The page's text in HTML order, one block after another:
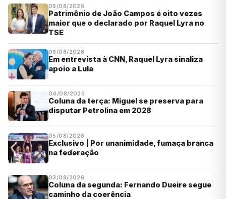
06/08/2026
Patrimônio de João Campos é oito vezes
maior que o declarado por Raquel Lyra no
TSE
06/08/2026
Em entrevista à CNN, Raquel Lyra sinaliza
apoio a Lula
04/08/2026
Coluna da terça: Miguel se preserva para
disputar Petrolina em 2028
05/08/2026
Exclusivo | Por unanimidade, fumaça branca
na federação
03/08/2026
Coluna da segunda: Fernando Dueire segue
caminho da coerência